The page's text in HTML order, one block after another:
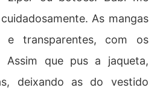
As mangas
e transparentes, com os
Assim que pus a jaqueta,
deixando as do vestido